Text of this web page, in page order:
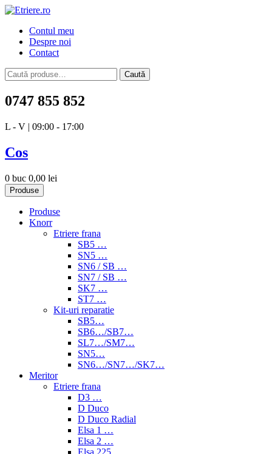
Skip
content
Etriere.roContul meu
Despre noi
Contact
Caută
după:
Caută
0747 855 852
L - V | 09:00 - 17:00
Cos
0 buc 0,00 lei
Produse
Produse
Knorr
Etriere frana
SB5 …
SN5 …
SN6 / SB …
SN7 / SB …
SK7 …
ST7 …
Kit-uri reparatie
SB5…
SB6…/SB7…
SL7…/SM7…
SN5…
SN6…/SN7…/SK7…
Meritor
Etriere frana
D3 …
D Duco
D Duco Radial
Elsa 1 …
Elsa 2 …
Elsa 225